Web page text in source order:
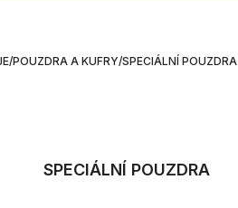
/POUZDRA A KUFRY/SPECIÁLNÍ POUZDRA
SPECIÁLNÍ POUZDRA